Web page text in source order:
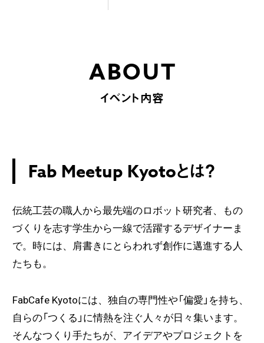
ABOUT
イベント内容
Fab Meetup Kyotoとは？
伝統工芸の職人から最先端のロボット研究者、もの
づくりを志す学生から一線で活躍するデザイナーま
で。時には、肩書きにとらわれず創作に邁進する人
たちも。
FabCafe Kyotoには、独自の専門性や「偏愛」を持ち、
自らの「つくる」に情熱を注ぐ人々が日々集います。
そんなつくり手たちが、アイデアやプロジェクトを